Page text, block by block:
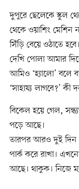
দুপুরে ছেলেকে স্কুল
থেকে ওয়াশিং মেশিন
সিঁড়ি বেয়ে ওঠাতে
দেখি পোলা আমার
আমিও ‘হ্যালো’ বলে
‘সাহায্য লাগবে?’ কী
বিকেল হয়ে গেল,
পড়ে আছে।
তারপর আরও দুই দিন
পার্ক করে রাখা।
আছে। থাকুক। নিজে